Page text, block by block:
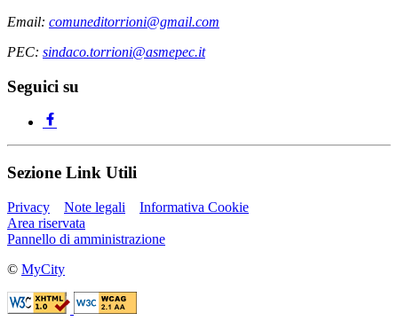
Email: comuneditorrioni@gmail.com
PEC: sindaco.torrioni@asmepec.it
Seguici su
Sezione Link Utili
Privacy Note legali
Informativa Cookie
Area riservata
Pannello di amministrazione
© MyCity